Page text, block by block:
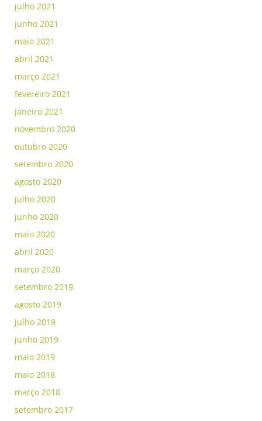
julho 2021
junho 2021
maio 2021
abril 2021
março 2021
fevereiro 2021
janeiro 2021
novembro 2020
outubro 2020
setembro 2020
agosto 2020
julho 2020
junho 2020
maio 2020
abril 2020
março 2020
setembro 2019
agosto 2019
julho 2019
junho 2019
maio 2019
maio 2018
março 2018
setembro 2017